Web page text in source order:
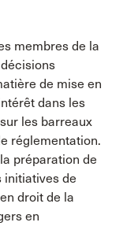
membres de la
de mise en
dans les
les barreaux
réglementation.
préparation de
initiatives de
droit de la
en